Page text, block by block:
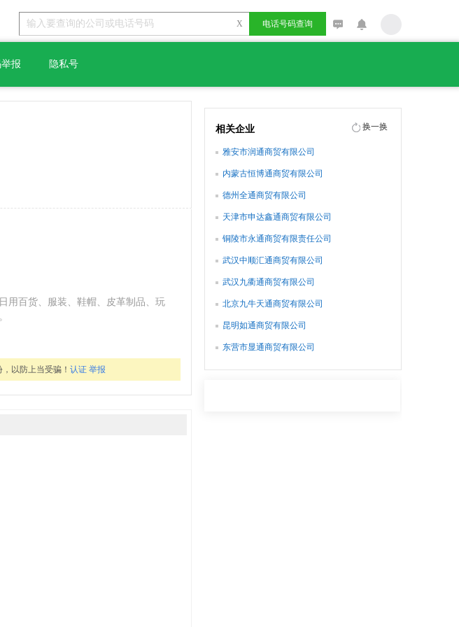
X 电话号码查询
报 隐私号
用百货、服装、鞋帽、皮革制品、玩
以防上当受骗！ 认证 举报
相关企业 换一换
雅安市润通商贸有限公司
内蒙古恒博通商贸有限公司
德州全通商贸有限公司
天津市申达鑫通商贸有限公司
铜陵市永通商贸有限责任公司
武汉中顺汇通商贸有限公司
武汉九衢通商贸有限公司
北京九牛天通商贸有限公司
昆明如通商贸有限公司
东营市显通商贸有限公司